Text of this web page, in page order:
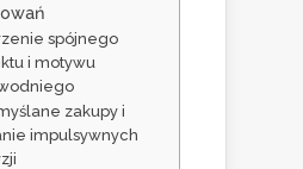
spójnego
i motywu
zakupy i
impulsywnych